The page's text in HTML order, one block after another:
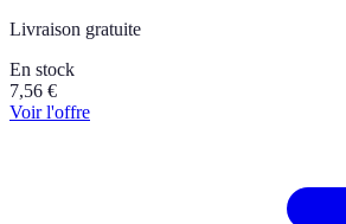
Livraison gratuite
En stock
7,56 €
Voir l'offre